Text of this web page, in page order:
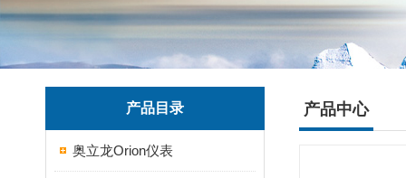
产品目录
奥立龙Orion仪表
产品中心